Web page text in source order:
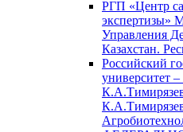
РГП «Центр
экспертизы»
Управления
Казахстан.
Российский
университет